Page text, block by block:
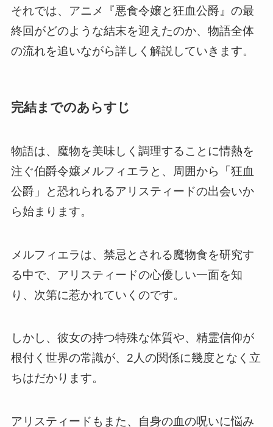
それでは、アニメ『悪食令嬢と狂血公爵』の最
終回がどのような結末を迎えたのか、物語全体
の流れを追いながら詳しく解説していきます。
完結までのあらすじ
物語は、魔物を美味しく調理することに情熱を
注ぐ伯爵令嬢メルフィエラと、周囲から「狂血
公爵」と恐れられるアリスティードの出会いか
ら始まります。
メルフィエラは、禁忌とされる魔物食を研究す
る中で、アリスティードの心優しい一面を知
り、次第に惹かれていくのです。
しかし、彼女の持つ特殊な体質や、精霊信仰が
根付く世界の常識が、2人の関係に幾度となく立
ちはだかります。
アリスティードもまた、自身の血の呪いに悩み